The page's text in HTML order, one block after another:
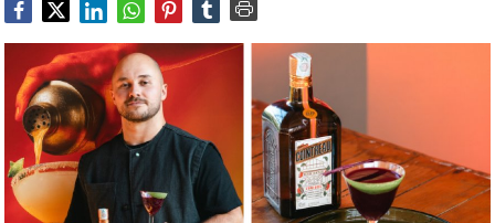
fuoricasa,
Food
Service
e
tutte
le
novità
del